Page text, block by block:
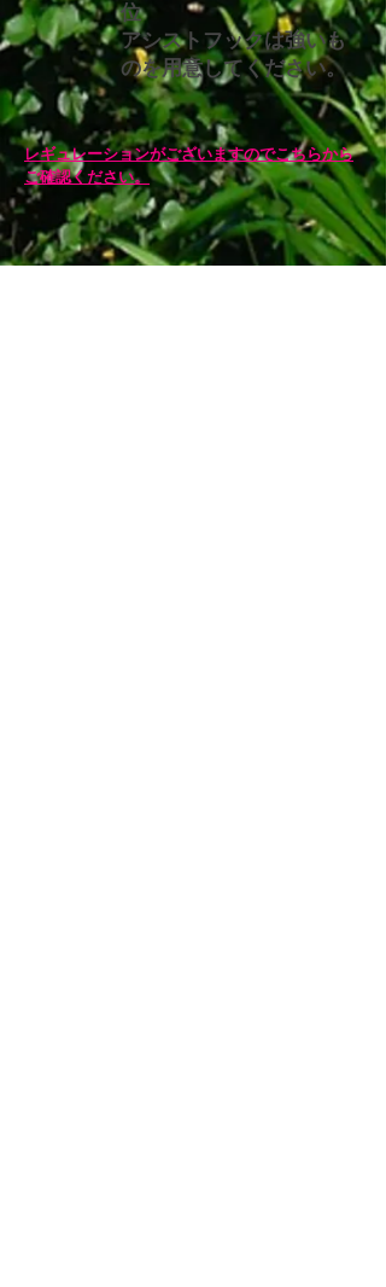
位
​アシストフックは強いも
のを用意してください。
レギュレーションがございますのでこちらから
ご確認ください。